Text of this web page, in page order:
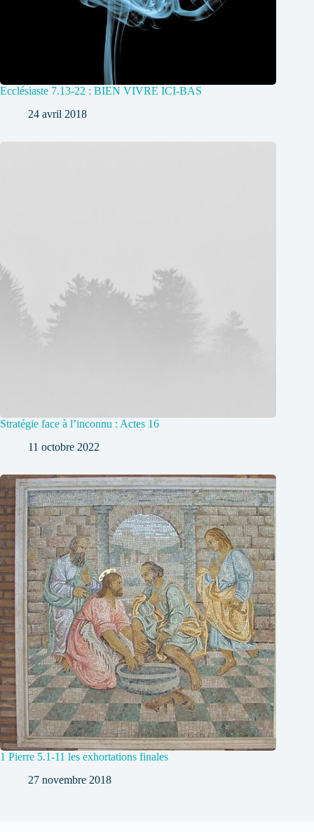
Ecclésiaste 7.13-22 : BIEN VIVRE ICI-BAS
24 avril 2018
Stratégie face à l’inconnu : Actes 16
11 octobre 2022
1 Pierre 5.1-11 les exhortations finales
27 novembre 2018